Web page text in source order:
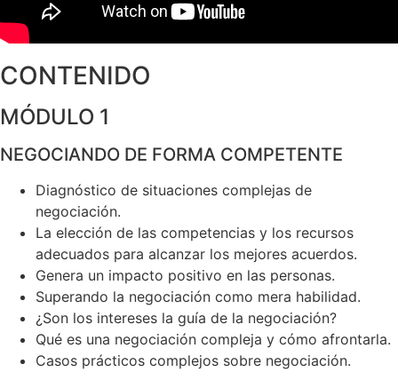
CONTENIDO
MÓDULO 1
NEGOCIANDO DE FORMA COMPETENTE
Diagnóstico de situaciones complejas de
negociación.
La elección de las competencias y los recursos
adecuados para alcanzar los mejores acuerdos.
Genera un impacto positivo en las personas.
Superando la negociación como mera habilidad.
¿Son los intereses la guía de la negociación?
Qué es una negociación compleja y cómo afrontarla.
Casos prácticos complejos sobre negociación.